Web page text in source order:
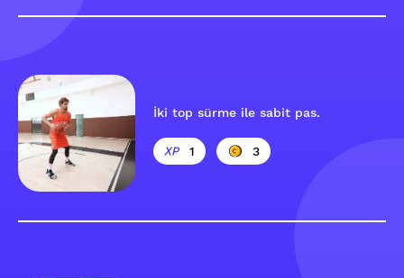
İki top sürme ile sabit pas.
1 3